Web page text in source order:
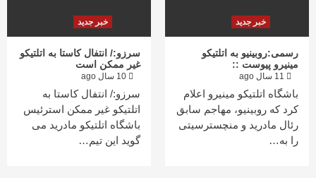
خبر جدید
سرزو:/ انتفال کاستا به اتلتیکو
غیر ممکن است
سرزو:/ انتفال کاستا به
اتلتیکو غیر ممکن استرئیس
باشگاه اتلتیکو مادرید می
گوید این تیم…
خبر جدید
رسمی:روبینیو به اتلتیکو
مینیرو پیوست ::
باشگاه اتلتیکو مینیرو اعلام
کرد که روبینیو، مهاجم سابق
رئال مادرید و منچسترسیتی
را به…